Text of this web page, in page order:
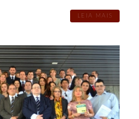
LEIA MAIS